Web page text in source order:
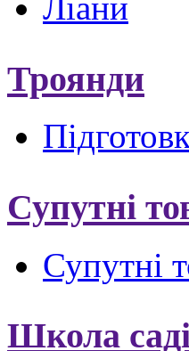
Троянди
Супутні
Супутні
Школа